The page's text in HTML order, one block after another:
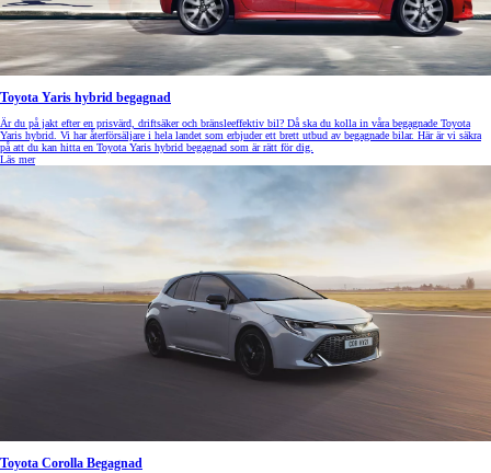
Toyota Yaris hybrid begagnad
Är du på jakt efter en prisvärd, driftsäker och bränsleeffektiv bil? Då ska du kolla in våra begagnade Toyota
Yaris hybrid. Vi har återförsäljare i hela landet som erbjuder ett brett utbud av begagnade bilar. Här är vi säkra
på att du kan hitta en Toyota Yaris hybrid begagnad som är rätt för dig.
Läs mer
Toyota Corolla Begagnad